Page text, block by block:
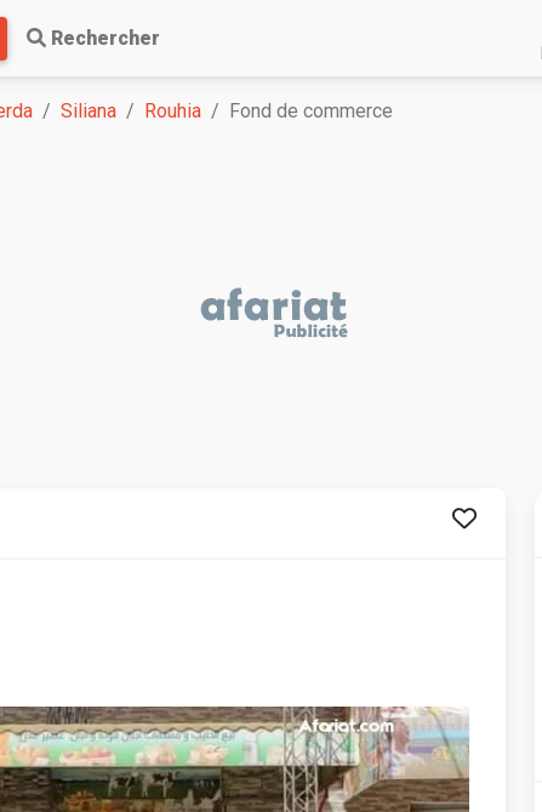
Rechercher
Siliana Rouhia Fond de commerce